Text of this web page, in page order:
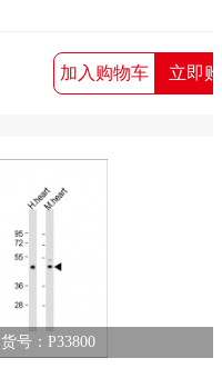
加入购物车 立即
货号：P33800